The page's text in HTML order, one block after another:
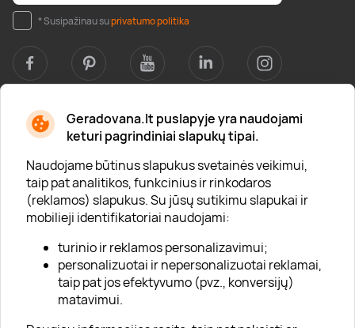
Geradovana.lt puslapyje yra naudojami
keturi pagrindiniai slapukų tipai.
Naudojame būtinus slapukus svetainės veikimui,
taip pat analitikos, funkcinius ir rinkodaros
(reklamos) slapukus. Su jūsų sutikimu slapukai ir
mobilieji identifikatoriai naudojami:
turinio ir reklamos personalizavimui;
personalizuotai ir nepersonalizuotai reklamai,
taip pat jos efektyvumo (pvz., konversijų)
matavimui.
* Susipažinau suprivatumo politika
Apie mus
Apie „Gera Dovana“
Lojalumo klubas
Karjera
Visi partneriai
Kontaktai
Tinklaraštis